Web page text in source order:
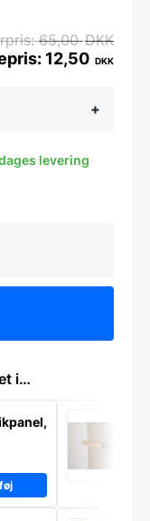
+
65,00DKK
12,50 DKK
levering
i…